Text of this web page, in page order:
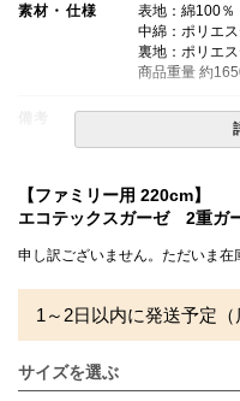
素材・仕様
表地：綿100
中綿：ポリエ
裏地：ポリエ
商品重量 約
※北海道・沖
※できる限り実
が、閲覧環境
【ファミリー用 220cm】
エコテックスガーゼ 2重ガ
申し訳ございません。ただいま在
1～2日以内に発送予定（
サイズを選ぶ